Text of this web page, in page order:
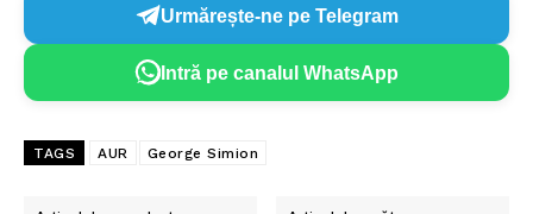
Urmărește-ne pe Telegram
Intră pe canalul WhatsApp
TAGS AUR George Simion